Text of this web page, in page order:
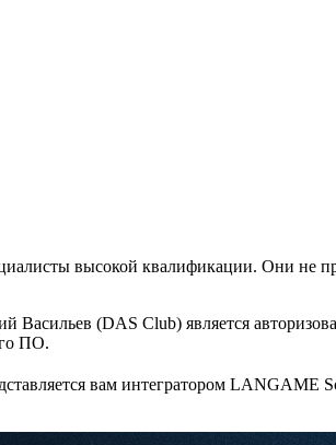
высокой квалификации. Они не
Васильев (DAS Club) является
ПО.
вам интегратором LANGAME